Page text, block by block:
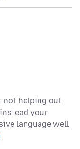
not helping out
your
language well